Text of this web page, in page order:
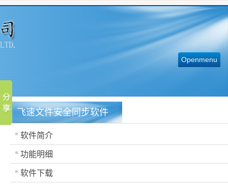
Openmenu
飞速文件安全同步软件
软件简介
功能明细
软件下载